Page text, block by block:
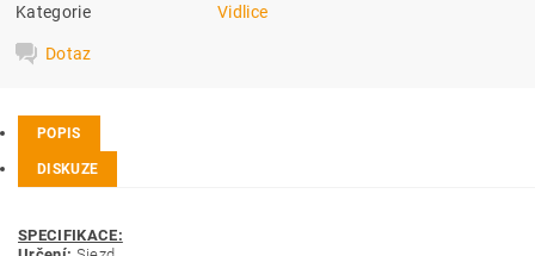
Kategorie Vidlice
Dotaz
POPIS
DISKUZE
SPECIFIKACE: